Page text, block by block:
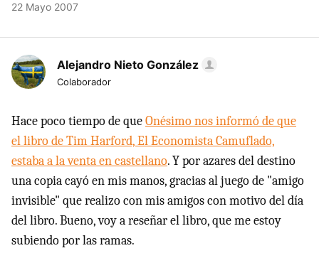
22 Mayo 2007
Alejandro Nieto González
Colaborador
Hace poco tiempo de queOnésimo nos informó de que
el libro de Tim Harford, El Economista Camuflado,
estaba a la venta en castellano. Y por azares del destino
una copia cayó en mis manos, gracias al juego de "amigo
invisible" que realizo con mis amigos con motivo del día
del libro. Bueno, voy a reseñar el libro, que me estoy
subiendo por las ramas.